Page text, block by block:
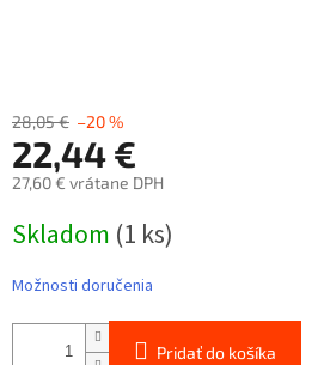
28,05 € –20 %
22,44 €
27,60 € vrátane DPH
cena:
Skladom (1 ks)
Možnosti doručenia
Pridať do košíka